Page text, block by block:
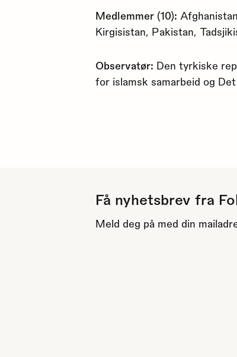
Medlemmer (10):
Kirgisistan, Pakistan,
Observatør: Den tyrkiske
for islamsk samarbeid og
Få nyhetsbrev fra
Meld deg på med din